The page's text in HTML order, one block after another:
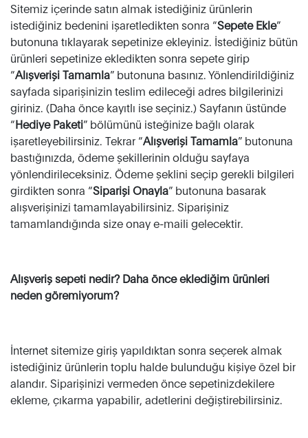
Sitemiz içerinde satın almak istediğiniz ürünlerin
istediğiniz bedenini işaretledikten sonra “Sepete Ekle”
butonuna tıklayarak sepetinize ekleyiniz. İstediğiniz bütün
ürünleri sepetinize ekledikten sonra sepete girip
“Alışverişi Tamamla” butonuna basınız. Yönlendirildiğiniz
sayfada siparişinizin teslim edileceği adres bilgilerinizi
giriniz. (Daha önce kayıtlı ise seçiniz.) Sayfanın üstünde
“Hediye Paketi” bölümünü isteğinize bağlı olarak
işaretleyebilirsiniz. Tekrar “Alışverişi Tamamla” butonuna
bastığınızda, ödeme şekillerinin olduğu sayfaya
yönlendirileceksiniz. Ödeme şeklini seçip gerekli bilgileri
girdikten sonra “Siparişi Onayla” butonuna basarak
alışverişinizi tamamlayabilirsiniz. Siparişiniz
tamamlandığında size onay e-maili gelecektir.
Alışveriş sepeti nedir? Daha önce eklediğim ürünleri
neden göremiyorum?
İnternet sitemize giriş yapıldıktan sonra seçerek almak
istediğiniz ürünlerin toplu halde bulunduğu kişiye özel bir
alandır. Siparişinizi vermeden önce sepetinizdekilere
ekleme, çıkarma yapabilir, adetlerini değiştirebilirsiniz.